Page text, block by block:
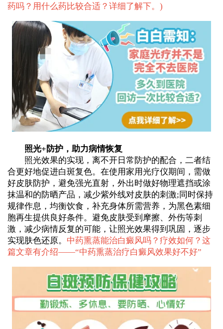
药吗？用什么药比较合适？详细了解下。 )
照光+防护，助力病情恢复
照光效果的实现，离不开日常防护的配合，二者结
合更好地促进白斑复色。在使用家用光疗仪期间，需做
好皮肤防护，避免强光直射，外出时做好物理遮挡或涂
抹温和的防晒产品，减少紫外线对皮肤的刺激;同时保持
规律作息，均衡饮食，补充身体所需营养，为黑色素细
胞再生提供良好条件。避免皮肤受到摩擦、外伤等刺
激，减少病情反复的可能，让照光效果得到巩固，逐步
实现肤色还原。 中药熏蒸能治白癜风吗？疗效如何？这
篇文章有介绍——“中药熏蒸治疗白癜风效果好不好”